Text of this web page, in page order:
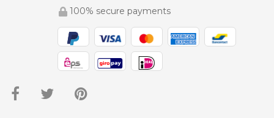
100% secure payments